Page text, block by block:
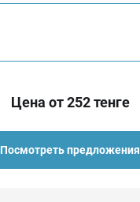
Цена от 252 тенге
Посмотреть предложения